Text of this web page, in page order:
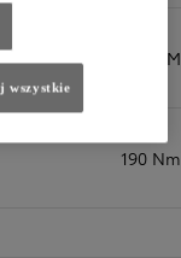
223 KM
190 Nm
wszystkie